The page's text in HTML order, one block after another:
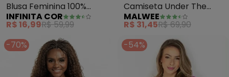
Blusa Feminina 100%
Poliéster Básica (Rosa)
INFINITA COR
R$ 16,99R$ 59,99
Camiseta Under The
Shade em Malha (Fúcsia)
MALWEE
R$ 31,45R$ 69,90
-70%
-54%